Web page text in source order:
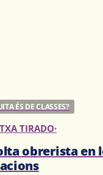
ÉS DE CLASSES?
TIRADO·
obrerista en